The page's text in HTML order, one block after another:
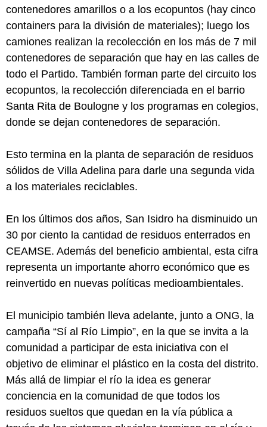
contenedores amarillos o a los ecopuntos (hay cinco
containers para la división de materiales); luego los
camiones realizan la recolección en los más de 7 mil
contenedores de separación que hay en las calles de
todo el Partido. También forman parte del circuito los
ecopuntos, la recolección diferenciada en el barrio
Santa Rita de Boulogne y los programas en colegios,
donde se dejan contenedores de separación.
Esto termina en la planta de separación de residuos
sólidos de Villa Adelina para darle una segunda vida
a los materiales reciclables.
En los últimos dos años, San Isidro ha disminuido un
30 por ciento la cantidad de residuos enterrados en
CEAMSE. Además del beneficio ambiental, esta cifra
representa un importante ahorro económico que es
reinvertido en nuevas políticas medioambientales.
El municipio también lleva adelante, junto a ONG, la
campaña “Sí al Río Limpio”, en la que se invita a la
comunidad a participar de esta iniciativa con el
objetivo de eliminar el plástico en la costa del distrito.
Más allá de limpiar el río la idea es generar
conciencia en la comunidad de que todos los
residuos sueltos que quedan en la vía pública a